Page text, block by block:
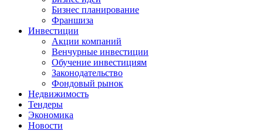
Бизнес планирование
Франшиза
Инвестиции
Акции компаний
Венчурные инвестиции
Обучение инвестициям
Законодательство
Фондовый рынок
Недвижимость
Тендеры
Экономика
Новости